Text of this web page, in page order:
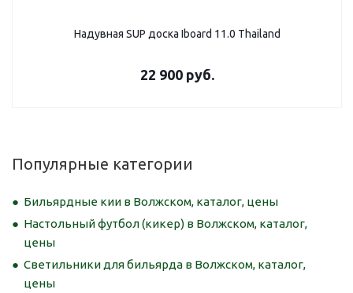
Надувная SUP дoска Iboard 11.0 Thailand
22 900 руб.
Популярные категории
Бильярдные кии в Волжском, каталог, цены
Настольный футбол (кикер) в Волжском, каталог,
цены
Светильники для бильярда в Волжском, каталог,
цены